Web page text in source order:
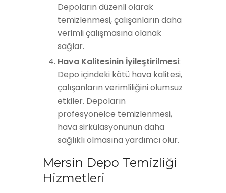
Depoların düzenli olarak
temizlenmesi, çalışanların daha
verimli çalışmasına olanak
sağlar.
Hava Kalitesinin İyileştirilmesi:
Depo içindeki kötü hava kalitesi,
çalışanların verimliliğini olumsuz
etkiler. Depoların
profesyonelce temizlenmesi,
hava sirkülasyonunun daha
sağlıklı olmasına yardımcı olur.
Mersin Depo Temizliği
Hizmetleri